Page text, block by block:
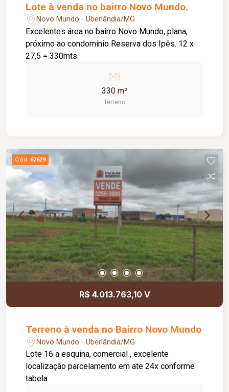
Lote à venda no bairro Novo Mundo.
Novo Mundo - Uberlândia/MG
Excelentes área no bairro Novo Mundo, plana,
próximo ao condomínio Reserva dos Ipês. 12 x
27,5 = 330mts
330 m²
Terreno
Cód. 62629
R$ 4.013.763,10 V
Terreno à venda no Bairro Novo Mundo
Novo Mundo - Uberlândia/MG
Lote 16 a esquina, comercial , excelente
localização parcelamento em ate 24x conforme
tabela